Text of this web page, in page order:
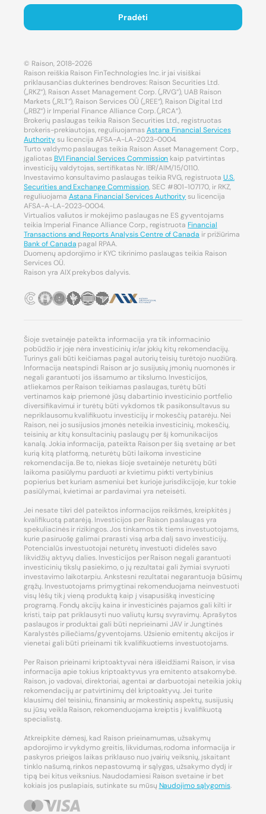
Pradėti
© Raison, 2018-2026
Raison reiškia Raison FinTechnologies Inc. ir jai visiškai
priklausančias dukterines bendroves: Raison Securities Ltd.
(„RKZ“), Raison Asset Management Corp. („RVG“), UAB Raison
Markets („RLT“), Raison Services OÜ („REE“), Raison Digital Ltd
(„RBZ“) ir Imperial Finance Alliance Corp. („RCA“).
Brokerių paslaugas teikia Raison Securities Ltd., registruotas
brokeris-prekiautojas, reguliuojamasAstana Financial Services
Authoritysu licencija AFSA-A-LA-2023-0004.
Turto valdymo paslaugas teikia Raison Asset Management Corp.,
įgaliotasBVI Financial Services Commission kaip patvirtintas
investicijų valdytojas, sertifikatas Nr. IBR/AIM/15/0110.
Investavimo konsultavimo paslaugas teikia RVG, registruota U.S.
Securities and Exchange Commission, SEC #801-107170, ir RKZ,
reguliuojama Astana Financial Services Authoritysu licencija
AFSA-A-LA-2023-0004.
Virtualios valiutos ir mokėjimo paslaugas ne ES gyventojams
teikia Imperial Finance Alliance Corp., registruotaFinancial
Transactions and Reports Analysis Centre of Canada ir prižiūrima
Bank of Canada pagal RPAA.
Duomenų apdorojimo ir KYC tikrinimo paslaugas teikia Raison
Services OÜ.
Raison yra AIX prekybos dalyvis.
Šioje svetainėje pateikta informacija yra tik informacinio
pobūdžio ir joje nėra investicinių ir/ar jokių kitų rekomendacijų.
Turinys gali būti keičiamas pagal autorių teisių turėtojo nuožiūrą.
Informacija neatspindi Raison ar jo susijusių įmonių nuomonės ir
negali garantuoti jos išsamumo ar tikslumo. Investicijos,
atliekamos per Raison teikiamas paslaugas, turėtų būti
vertinamos kaip priemonė jūsų dabartinio investicinio portfelio
diversifikavimui ir turėtų būti vykdomos tik pasikonsultavus su
nepriklausomu kvalifikuotu investicijų ir mokesčių patarėju. Nei
Raison, nei jo susijusios įmonės neteikia investicinių, mokesčių,
teisinių ar kitų konsultacinių paslaugų per šį komunikacijos
kanalą. Jokia informacija, pateikta Raison per šią svetainę ar bet
kurią kitą platformą, neturėtų būti laikoma investicine
rekomendacija. Be to, niekas šioje svetainėje neturėtų būti
laikoma pasiūlymu parduoti ar kvietimu pirkti vertybinius
popierius bet kuriam asmeniui bet kurioje jurisdikcijoje, kur tokie
pasiūlymai, kvietimai ar pardavimai yra neteisėti.
Jei nesate tikri dėl pateiktos informacijos reikšmės, kreipkitės į
kvalifikuotą patarėją. Investicijos per Raison paslaugas yra
spekuliacinės ir rizikingos. Jos tinkamos tik tiems investuotojams,
kurie pasiruošę galimai prarasti visą arba dalį savo investicijų.
Potencialūs investuotojai neturėtų investuoti didelės savo
likvidžių aktyvų dalies. Investicijos per Raison negali garantuoti
investicinių tikslų pasiekimo, o jų rezultatai gali žymiai svyruoti
investavimo laikotarpiu. Ankstesni rezultatai negarantuoja būsimų
grąžų. Investuotojams primygtinai rekomenduojama neinvestuoti
visų lėšų tik į vieną produktą kaip į visapusišką investicinę
programą. Fondų akcijų kaina ir investicinės pajamos gali kilti ir
kristi, taip pat priklausyti nuo valiutų kursų svyravimų. Aprašytos
paslaugos ir produktai gali būti neprieinami JAV ir Jungtinės
Karalystės piliečiams/gyventojams. Užsienio emitentų akcijos ir
vienetai gali būti prieinami tik kvalifikuotiems investuotojams.
Per Raison prieinami kriptoaktyvai nėra išleidžiami Raison, ir visa
informacija apie tokius kriptoaktyvus yra emitento atsakomybė.
Raison, jo vadovai, direktoriai, agentai ar darbuotojai neteikia jokių
rekomendacijų ar patvirtinimų dėl kriptoaktyvų. Jei turite
klausimų dėl teisiniu, finansinių ar mokestinių aspektų, susijusių
su jūsų veikla Raison, rekomenduojama kreiptis į kvalifikuotą
specialistą.
Atkreipkite dėmesį, kad Raison prieinamumas, užsakymų
apdorojimo ir vykdymo greitis, likvidumas, rodoma informacija ir
paskyros prieigos laikas priklauso nuo įvairių veiksnių, įskaitant
tinklo našumą, rinkos nepastovumą ir sąlygas, užsakymo dydį ir
tipą bei kitus veiksnius. Naudodamiesi Raison svetaine ir bet
kokiais jos puslapiais, sutinkate su mūsų Naudojimo sąlygomis.